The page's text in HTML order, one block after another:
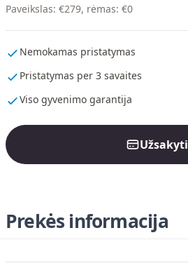
Paveikslas: €279, rėmas: €0
Nemokamas pristatymas
Pristatymas per 3 savaites
Viso gyvenimo garantija
Užsakyti
Prekės informacija